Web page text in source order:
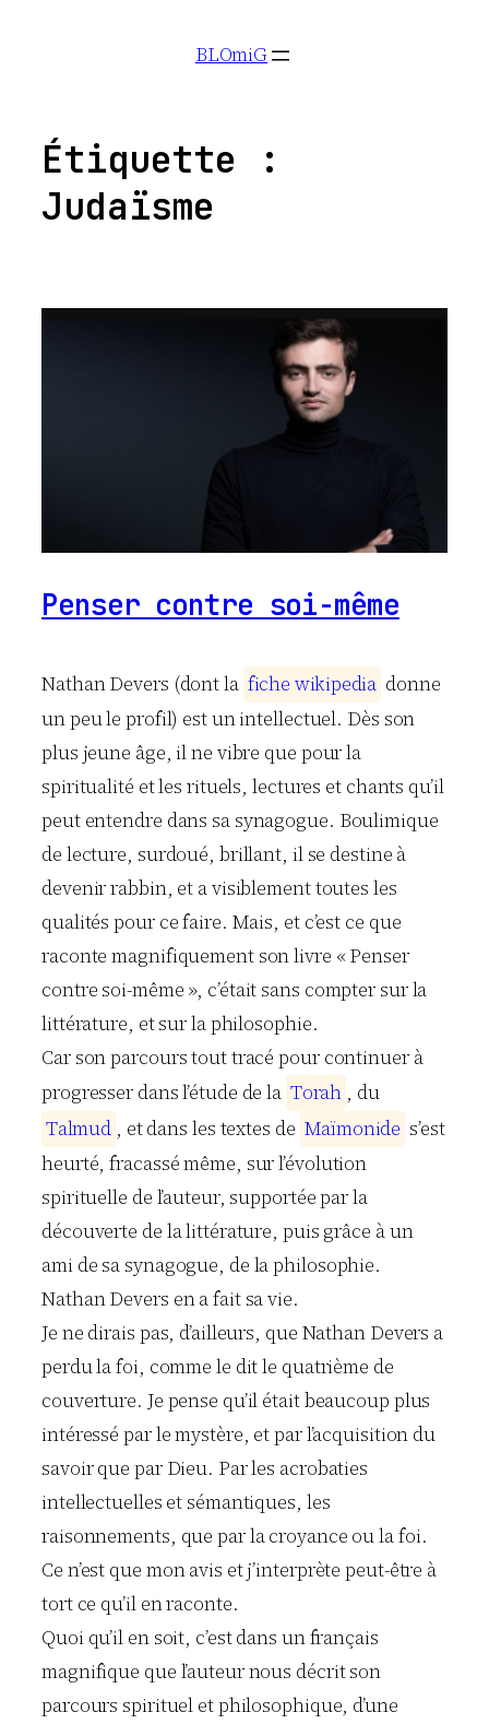
BLOmiG
Étiquette :
Judaïsme
Penser contre soi-même
Nathan Devers (dont la fiche wikipedia donne
un peu le profil) est un intellectuel. Dès son
plus jeune âge, il ne vibre que pour la
spiritualité et les rituels, lectures et chants qu’il
peut entendre dans sa synagogue. Boulimique
de lecture, surdoué, brillant, il se destine à
devenir rabbin, et a visiblement toutes les
qualités pour ce faire. Mais, et c’est ce que
raconte magnifiquement son livre « Penser
contre soi-même », c’était sans compter sur la
littérature, et sur la philosophie.
Car son parcours tout tracé pour continuer à
progresser dans l’étude de la Torah , du
Talmud , et dans les textes de Maïmonide s’est
heurté, fracassé même, sur l’évolution
spirituelle de l’auteur, supportée par la
découverte de la littérature, puis grâce à un
ami de sa synagogue, de la philosophie.
Nathan Devers en a fait sa vie.
Je ne dirais pas, d’ailleurs, que Nathan Devers a
perdu la foi, comme le dit le quatrième de
couverture. Je pense qu’il était beaucoup plus
intéressé par le mystère, et par l’acquisition du
savoir que par Dieu. Par les acrobaties
intellectuelles et sémantiques, les
raisonnements, que par la croyance ou la foi.
Ce n’est que mon avis et j’interprète peut-être à
tort ce qu’il en raconte.
Quoi qu’il en soit, c’est dans un français
magnifique que l’auteur nous décrit son
parcours spirituel et philosophique, d’une